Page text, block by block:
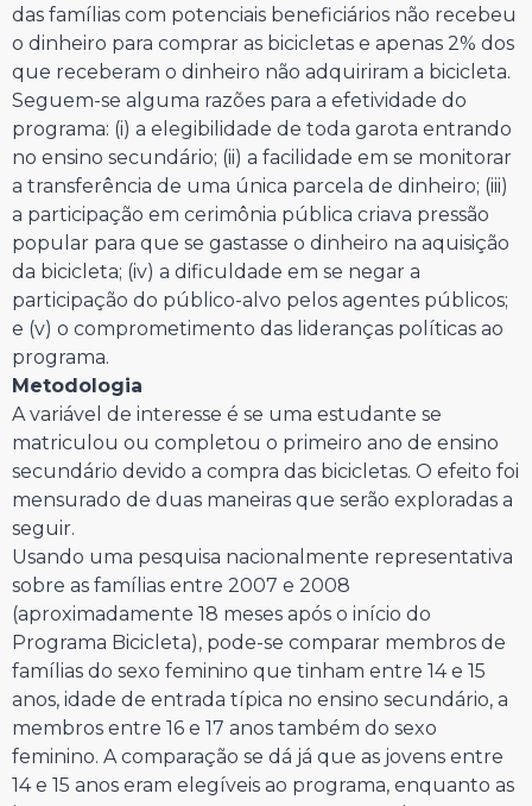
das famílias com potenciais beneficiários não recebeu
o dinheiro para comprar as bicicletas e apenas 2% dos
que receberam o dinheiro não adquiriram a bicicleta.
Seguem-se alguma razões para a efetividade do
programa: (i) a elegibilidade de toda garota entrando
no ensino secundário; (ii) a facilidade em se monitorar
a transferência de uma única parcela de dinheiro; (iii)
a participação em cerimônia pública criava pressão
popular para que se gastasse o dinheiro na aquisição
da bicicleta; (iv) a dificuldade em se negar a
participação do público-alvo pelos agentes públicos;
e (v) o comprometimento das lideranças políticas ao
programa.
Metodologia
A variável de interesse é se uma estudante se
matriculou ou completou o primeiro ano de ensino
secundário devido a compra das bicicletas. O efeito foi
mensurado de duas maneiras que serão exploradas a
seguir.
Usando uma pesquisa nacionalmente representativa
sobre as famílias entre 2007 e 2008
(aproximadamente 18 meses após o início do
Programa Bicicleta), pode-se comparar membros de
famílias do sexo feminino que tinham entre 14 e 15
anos, idade de entrada típica no ensino secundário, a
membros entre 16 e 17 anos também do sexo
feminino. A comparação se dá já que as jovens entre
14 e 15 anos eram elegíveis ao programa, enquanto as